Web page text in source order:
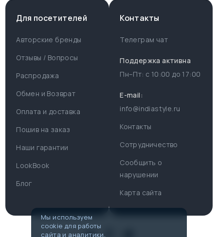
Контакты
Часы работы поддержки
Пн-Пт c 10:00 до 17:00
Telegram
E-mail
info@indiastyle.ru
Для пользователя
Информация
Наши гарантии
Контакты
Публичная оферта
Look Book
Мы используем
cookie для работы
сайта и аналитики.
Для посетителей
Авторские бренды
Отзывы / Вопросы
Распродажа
Обмен и Возврат
Оплата и доставка
Пошив на заказ
Наши гарантии
LookBook
Блог
Контакты
Телеграм чат
Поддержка активна
Пн–Пт: с 10:00 до 17:00
E-mail:
info@indiastyle.ru
Контакты
Сотрудничество
Сообщить о
нарушении
Карта сайта